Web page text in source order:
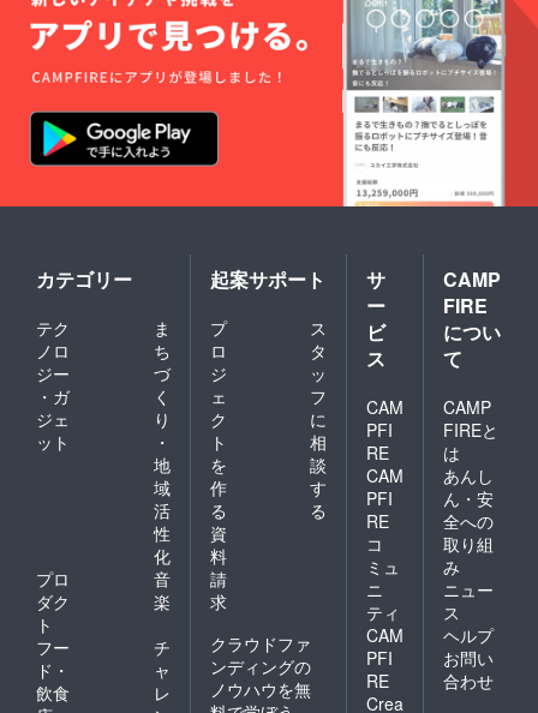
ません
が、技
術には
自信が
ありま
す。必
ずそこ
はな
い、い
いもの
りいた
す。 店
頭販売
する際
には１8
万円ほ
品する
予定の
もので
すが今
回のプ
ロジェ
クトで
は支援
者様に
お安く
制作さ
せてい
ただき
ます。
送料も
無料と
カテゴリー
テク
ノロ
ジー
・ガ
ジェ
ット
ま
ち
づ
く
り
・
地
域
活
性
化
プロ
ダク
ト
音
楽
フー
ド・
飲食
チ
ャ
レ
起案サポート
プ
ロ
ジ
ェ
ク
ト
を
作
る
ス
タ
ッ
フ
に
相
談
す
る
資
料
請
求
クラウドファ
ンディングの
ノウハウを無
サ
ー
ビ
ス
CAM
PFI
RE
CAM
PFI
RE
コ
ミュ
ニ
ティ
CAM
PFI
RE
Crea
CAMP
FIRE
につい
て
CAMP
FIREと
は
あんし
ん・安
全への
取り組
み
ニュー
ス
ヘルプ
お問い
合わせ